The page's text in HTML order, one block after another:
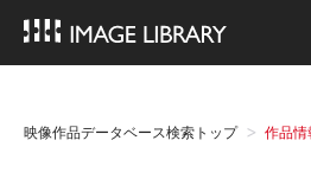
映像作品データベース検索トップ 作品情